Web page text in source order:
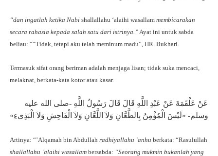
“dan ingatlah ketika Nabi shallallahu ‘alaihi wasallam membicarakan
secara rahasia kepada salah satu dari istrinya.”Ayat ini untuk sabda
beliau: ““Tidak, tetapi aku telah meminum madu”, HR. Bukhari.
Termasuk sifat orang beriman adalah menjaga lisan; tidak suka mencaci,
melaknat, berkata-kata kotor atau kasar.
عَنْ عَلْقَمَةَ عَنْ عَبْدِ اللَّهِ قَالَ قَالَ رَسُولُ اللَّهِ -صلى الله عليه
وسلم- «لَيْسَ الْمُؤْمِنُ بِالطَّعَّانِ وَلاَ اللَّعَّانِ وَلاَ الْفَاحِشِ وَلاَ الْبَذِىءِ»
Artinya: “’Alqamah bin Abdullah radhiyallahu ‘anhu berkata: “Rasulullah
shallallahu ‘alaihi wasallam bersabda: “Seorang mukmin bukanlah yang